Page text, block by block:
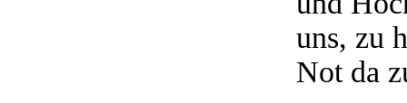
uns, zu
Not da